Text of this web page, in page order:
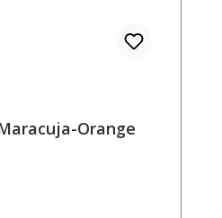
Orange